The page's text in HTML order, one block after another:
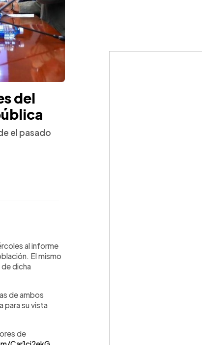
del
el pasado
al informe
El mismo
dicha
de ambos
para su vista
de